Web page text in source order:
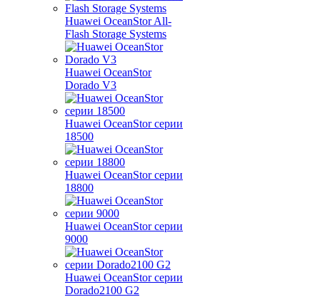
Huawei OceanStor All-
Flash Storage Systems
Huawei OceanStor
Dorado V3
Huawei OceanStor серии
18500
Huawei OceanStor серии
18800
Huawei OceanStor серии
9000
Huawei OceanStor серии
Dorado2100 G2